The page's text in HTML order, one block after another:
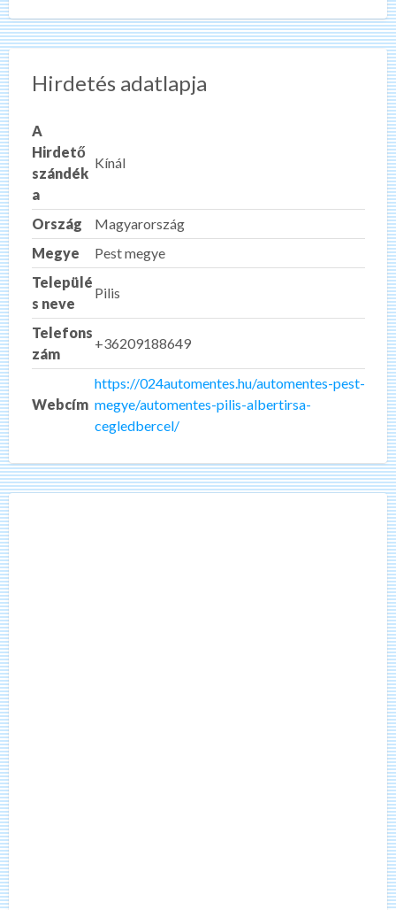
Hirdetés adatlapja
A
Hirdető
szándék
a
Kínál
Ország
Magyarország
Megye
Pest megye
Települé
s neve
Pilis
Telefons
zám
+36209188649
Webcím
https://024automentes.hu/automentes-pest-
megye/automentes-pilis-albertirsa-
cegledbercel/